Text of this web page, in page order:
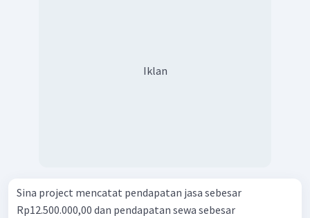
Iklan
Sina project mencatat pendapatan jasa sebesar
Rp12.500.000,00 dan pendapatan sewa sebesar